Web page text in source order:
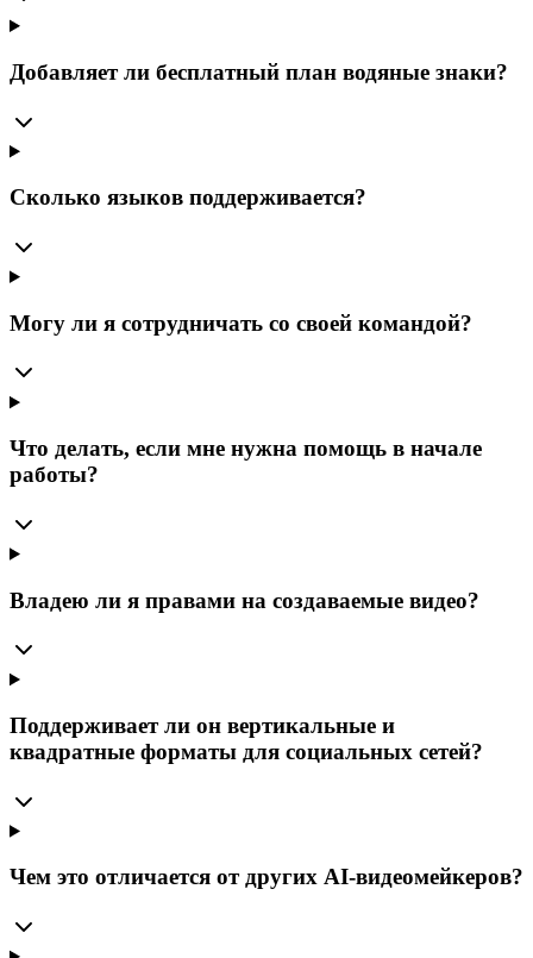
Добавляет ли бесплатный план водяные знаки?
Сколько языков поддерживается?
Могу ли я сотрудничать со своей командой?
Что делать, если мне нужна помощь в начале
работы?
Владею ли я правами на создаваемые видео?
Поддерживает ли он вертикальные и
квадратные форматы для социальных сетей?
Чем это отличается от других AI-видеомейкеров?